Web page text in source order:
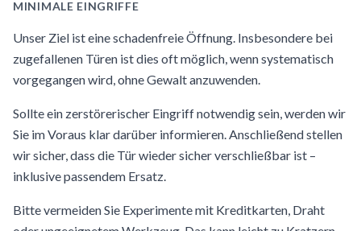
MINIMALE EINGRIFFE
Unser Ziel ist eine schadenfreie Öffnung. Insbesondere bei
zugefallenen Türen ist dies oft möglich, wenn systematisch
vorgegangen wird, ohne Gewalt anzuwenden.
Sollte ein zerstörerischer Eingriff notwendig sein, werden wir
Sie im Voraus klar darüber informieren. Anschließend stellen
wir sicher, dass die Tür wieder sicher verschließbar ist –
inklusive passendem Ersatz.
Bitte vermeiden Sie Experimente mit Kreditkarten, Draht